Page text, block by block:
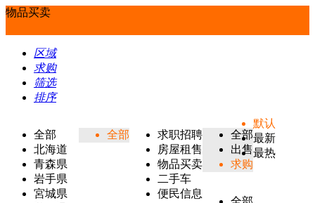
物品买卖
区域
求购
筛选
排序
全部
北海道
青森県
岩手県
宮城県
全部
求职招聘
房屋租售
物品买卖
二手车
便民信息
全部
出售
求购
默认
最新
最热